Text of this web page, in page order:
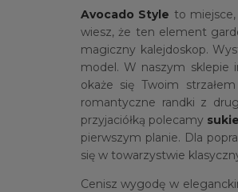
Avocado Style to
wiesz, że ten element
magiczny kalejdoskop.
model. W naszym
okaże się Twoim
romantyczne randki z
przyjaciółką polecamy
pierwszym planie. Dla
się w towarzystwie
Cenisz wygodę w